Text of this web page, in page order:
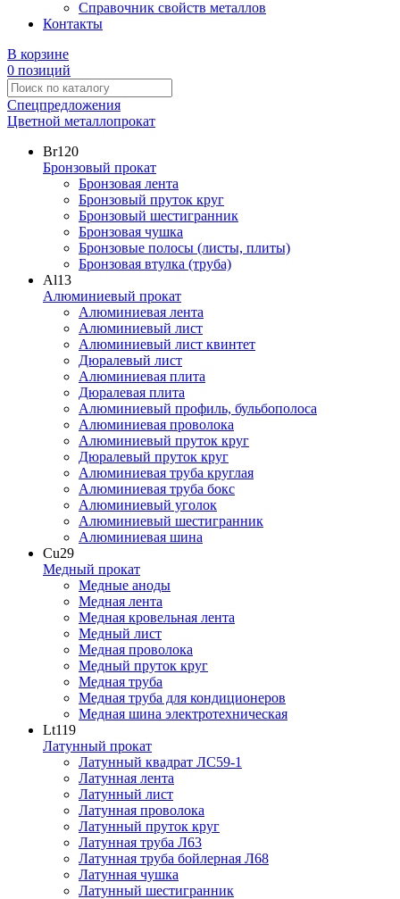
Справочник свойств металлов
Контакты
В корзине
0 позиций
Спецпредложения
Цветной металлопрокат
Br120
Бронзовый прокат
Бронзовая лента
Бронзовый пруток круг
Бронзовый шестигранник
Бронзовая чушка
Бронзовые полосы (листы, плиты)
Бронзовая втулка (труба)
Al13
Алюминиевый прокат
Алюминиевая лента
Алюминиевый лист
Алюминиевый лист квинтет
Дюралевый лист
Алюминиевая плита
Дюралевая плита
Алюминиевый профиль, бульбополоса
Алюминиевая проволока
Алюминиевый пруток круг
Дюралевый пруток круг
Алюминиевая труба круглая
Алюминиевая труба бокс
Алюминиевый уголок
Алюминиевый шестигранник
Алюминиевая шина
Cu29
Медный прокат
Медные аноды
Медная лента
Медная кровельная лента
Медный лист
Медная проволока
Медный пруток круг
Медная труба
Медная труба для кондиционеров
Медная шина электротехническая
Lt119
Латунный прокат
Латунный квадрат ЛС59-1
Латунная лента
Латунный лист
Латунная проволока
Латунный пруток круг
Латунная труба Л63
Латунная труба бойлерная Л68
Латунная чушка
Латунный шестигранник